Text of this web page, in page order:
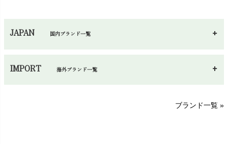
JAPAN 国内ブランド一覧
IMPORT海外ブランド一覧
ブランド一覧 »